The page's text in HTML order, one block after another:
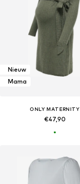
Nieuw
Mama
ONLY MATERNITY
€47,90